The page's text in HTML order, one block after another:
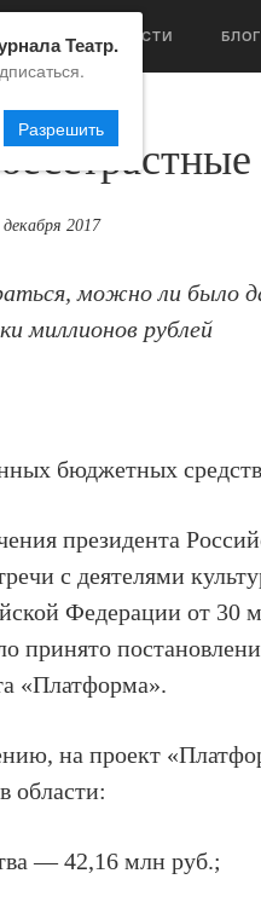
НОВОСТИ БЛОГ
2017
можно ли было
миллионов рублей
бюджетных
президента
с деятелями
Федерации от
«Платформа».
на проект
области:
— 42,16 млн руб.;
Театр.
Разрешить